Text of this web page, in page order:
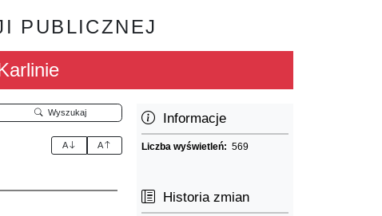
PUBLICZNEJ
Wyszukaj
A A
Informacje
Liczba wyświetleń:569
Historia zmian